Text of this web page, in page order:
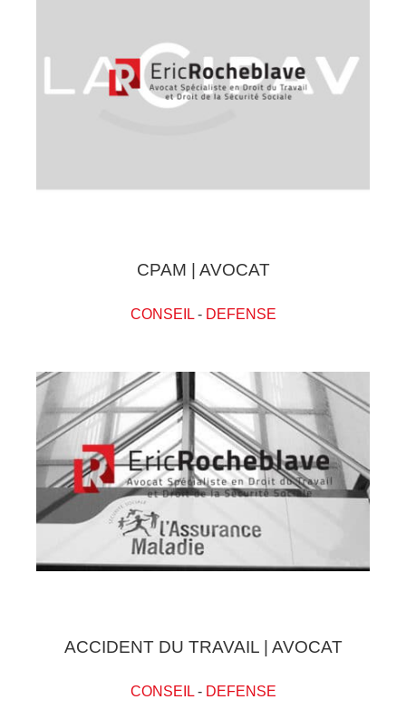
CPAM | AVOCAT
CONSEIL- DEFENSE
ACCIDENT DU TRAVAIL | AVOCAT
CONSEIL- DEFENSE